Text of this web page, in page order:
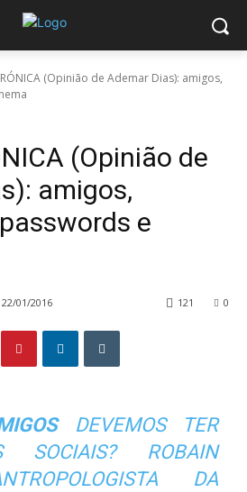
(Opinião de Ademar Dias): amigos,
(Opinião de
amigos,
e
22/01/2016 0
121
DEVEMOS TER
SOCIAIS? ROBAIN
DA